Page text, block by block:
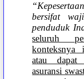
bersifat
penduduk
seluruh
konteksnya
atau
asuransi